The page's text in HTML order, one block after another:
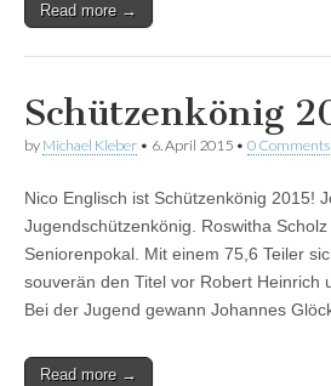
Read more →
Schützenkönig
by Michael Kleber • 6. April 2015 • 0 Comments
Nico Englisch ist Schützenkönig 2015!
Jugendschützenkönig. Roswitha
Seniorenpokal. Mit einem 75,6 Teiler
souverän den Titel vor Robert Heinrich
Bei der Jugend gewann Johannes
Read more →